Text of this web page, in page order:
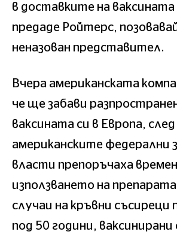
в доставките на ваксината
предаде Ройтерс,
неназован представител.
Вчера американската
че ще забави
ваксината си в Европа,
американските федерални
власти препоръчаха
използването на препарата
случаи на кръвни съсиреци
под 50 години,